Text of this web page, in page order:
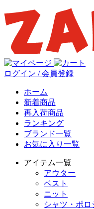
ログイン / 会員登録
ホーム
新着商品
再入荷商品
ランキング
ブランド一覧
お気に入り一覧
アイテム一覧
アウター
ベスト
ニット
シャツ・ポロ